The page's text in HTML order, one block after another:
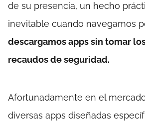
de su presencia, un hecho
inevitable cuando navegamos
descargamos apps sin tomar
recaudos de seguridad.
Afortunadamente en el
diversas apps diseñadas